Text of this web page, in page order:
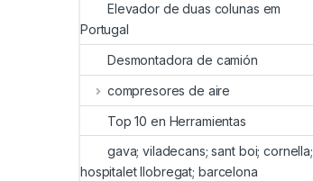
Elevador de duas colunas em
Portugal
Desmontadora de camión
compresores de aire
Top 10 en Herramientas
gava; viladecans; sant boi; cornella;
hospitalet llobregat; barcelona